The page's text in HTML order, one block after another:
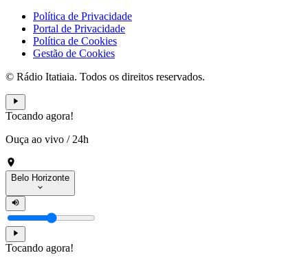
Política de Privacidade
Portal de Privacidade
Política de Cookies
Gestão de Cookies
© Rádio Itatiaia. Todos os direitos reservados.
Tocando agora!
Ouça ao vivo / 24h
Belo Horizonte
Tocando agora!